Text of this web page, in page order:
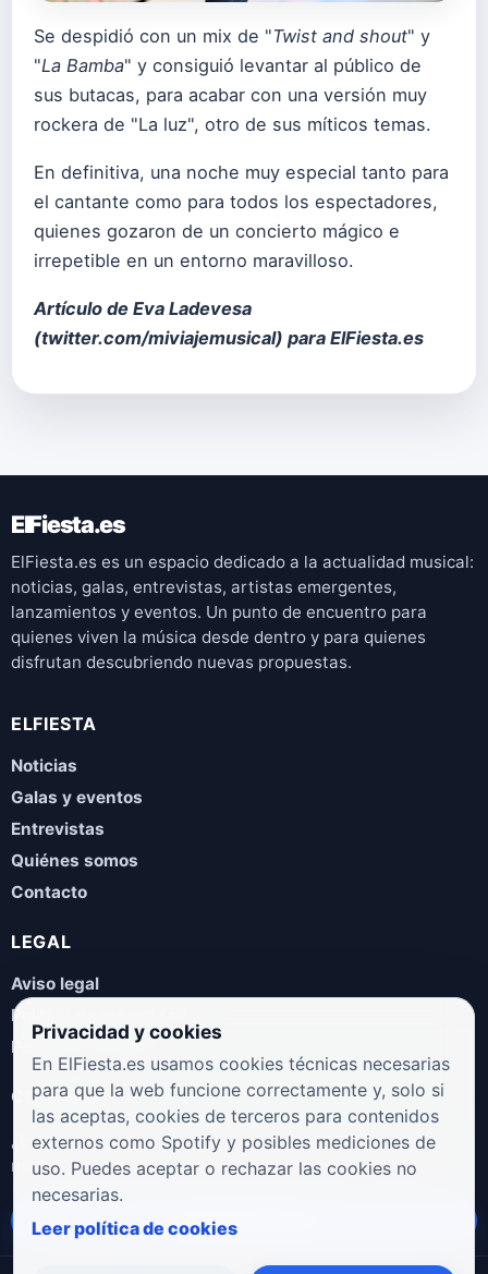
Se despidió con un mix de "Twist and shout" y
"La Bamba" y consiguió levantar al público de
sus butacas, para acabar con una versión muy
rockera de "La luz", otro de sus míticos temas.
En definitiva, una noche muy especial tanto para
el cantante como para todos los espectadores,
quienes gozaron de un concierto mágico e
irrepetible en un entorno maravilloso.
Artículo de Eva Ladevesa
(twitter.com/miviajemusical) para ElFiesta.es
ElFiesta.es
ElFiesta.es es un espacio dedicado a la actualidad musical:
noticias, galas, entrevistas, artistas emergentes,
lanzamientos y eventos. Un punto de encuentro para
quienes viven la música desde dentro y para quienes
disfrutan descubriendo nuevas propuestas.
ELFIESTA
Noticias
Galas y eventos
Entrevistas
Quiénes somos
Contacto
LEGAL
Aviso legal
Política de privacidad
Política de cookies
COLABORA
¿Eres artista, manager, sello o promotor? Envíanos tus
novedades, galas, entrevistas o propuestas musicales.
Enviar propuesta
Privacidad y cookies
En ElFiesta.es usamos cookies técnicas necesarias
para que la web funcione correctamente y, solo si
las aceptas, cookies de terceros para contenidos
externos como Spotify y posibles mediciones de
uso. Puedes aceptar o rechazar las cookies no
necesarias.
Leer política de cookies